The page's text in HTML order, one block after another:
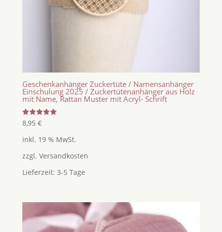
Geschenkanhänger Zuckertüte / Namensanhänger
Einschulung 2025 / Zuckertütenanhänger aus Holz
mit Name, Rattan Muster mit Acryl- Schrift
Bewertet
mit
von 5
8,95 €
inkl. 19 % MwSt.
zzgl. Versandkosten
Lieferzeit: 3-5 Tage